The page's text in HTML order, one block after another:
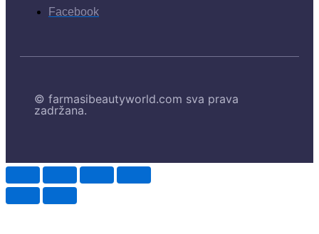
Facebook
© farmasibeautyworld.com sva prava
zadržana.